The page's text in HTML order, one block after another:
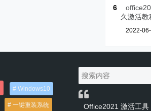
6
久激活教
2022-
Windows10
一键重装系统
Office2021 激活工具